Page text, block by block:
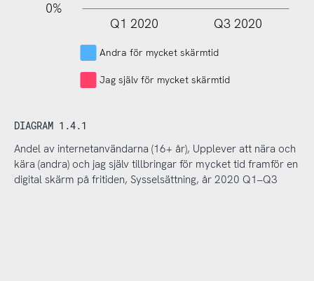
0%
Q1 2020 Q3 2020
Andra för mycket skärmtid
Jag själv för mycket skärmtid
DIAGRAM 1.4.1
Andel av internetanvändarna (16+ år), Upplever att nära och
kära (andra) och jag själv tillbringar för mycket tid framför en
digital skärm på fritiden, Sysselsättning, år 2020 Q1–Q3